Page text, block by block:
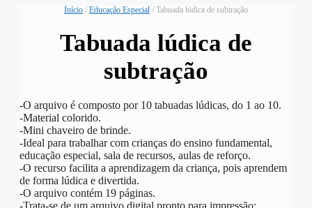
Início / Educação Especial / Tabuada lúdica de subtração
Tabuada lúdica de
subtração
-O arquivo é composto por 10 tabuadas lúdicas, do 1 ao 10.
-Material colorido.
-Mini chaveiro de brinde.
-Ideal para trabalhar com crianças do ensino fundamental,
educação especial, sala de recursos, aulas de reforço.
-O recurso facilita a aprendizagem da criança, pois aprendem
de forma lúdica e divertida.
-O arquivo contém 19 páginas.
-Trata-se de um arquivo digital pronto para impressão;